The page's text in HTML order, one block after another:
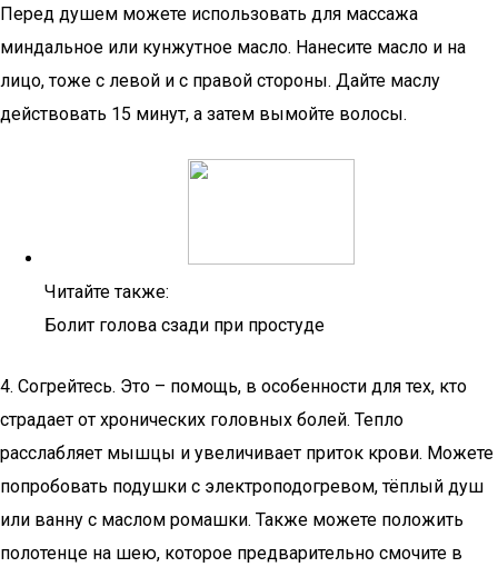
Перед душем можете использовать для массажа
миндальное или кунжутное масло. Нанесите масло и на
лицо, тоже с левой и с правой стороны. Дайте маслу
действовать 15 минут, а затем вымойте волосы.
Читайте также:
Болит голова сзади при простуде
4. Согрейтесь. Это – помощь, в особенности для тех, кто
страдает от хронических головных болей. Тепло
расслабляет мышцы и увеличивает приток крови. Можете
попробовать подушки с электроподогревом, тёплый душ
или ванну с маслом ромашки. Также можете положить
полотенце на шею, которое предварительно смочите в